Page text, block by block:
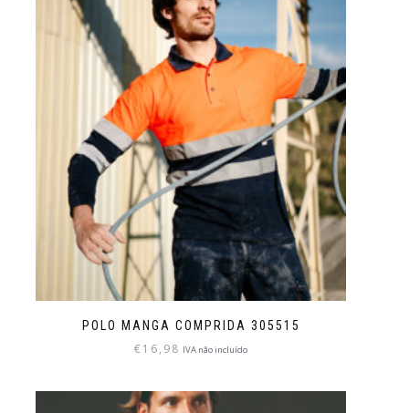
POLO MANGA COMPRIDA 305515
€16,98 IVA não incluído